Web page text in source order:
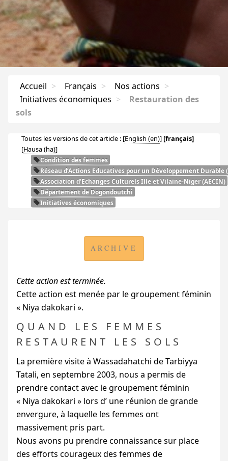
Accueil > Français > Nos actions >
Initiatives économiques >
Restauration des
sols
Toutes les versions de cet article : [English ][français]
[Hausa ]
Condition des femmes
Réseau d’Actions Educatives pour un Développement Durable (
Association d’Echanges Culturels Ille et Vilaine-Niger (AECIN)
Département de Dogondoutchi
Initiatives économiques
ARCHIVE
Cette action est terminée.
Cette action est menée par le groupement féminin
« Niya dakokari ».
QUAND LES FEMMES
RESTAURENT LES SOLS
La première visite à Wassadahatchi de Tarbiyya
Tatali, en septembre 2003, nous a permis de
prendre contact avec le groupement féminin
« Niya dakokari » lors d’ une réunion de grande
envergure, à laquelle les femmes ont
massivement pris part.
Nous avons pu prendre connaissance sur place
des efforts courageux des femmes de